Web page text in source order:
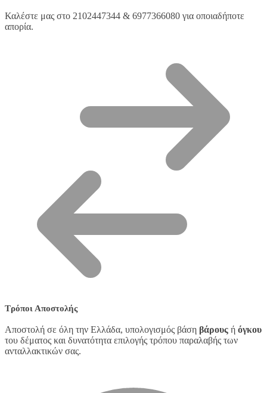
Καλέστε μας στο 2102447344 & 6977366080 για οποιαδήποτε
απορία.
Τρόποι Αποστολής
Αποστολή σε όλη την Ελλάδα, υπολογισμός βάση βάρους ή όγκου
του δέματος και δυνατότητα επιλογής τρόπου παραλαβής των
ανταλλακτικών σας.